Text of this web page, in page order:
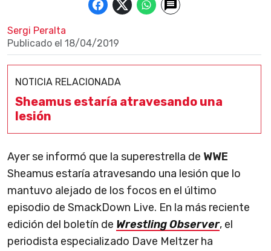
Sergi Peralta
Publicado el 18/04/2019
NOTICIA RELACIONADA
Sheamus estaría atravesando una
lesión
Ayer se informó que la superestrella de WWE
Sheamus estaría atravesando una lesión que lo
mantuvo alejado de los focos en el último
episodio de SmackDown Live. En la más reciente
edición del boletín de Wrestling Observer, el
periodista especializado Dave Meltzer ha